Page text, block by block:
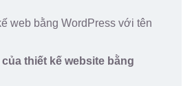
web bằng WordPress với tên
thiết kế website bằng